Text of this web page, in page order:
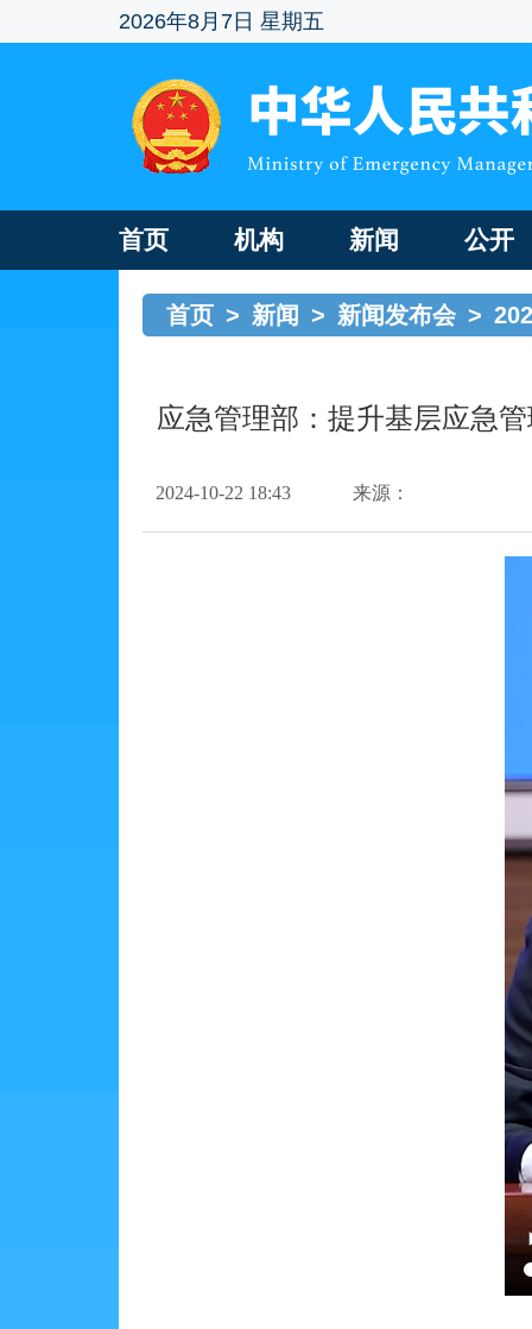
2026年8月7日 星期五
首页 机构 新闻 公开
首页 > 新闻 > 新闻发布会 >
应急管理部：提升基层应急
2024-10-22 18:43 来源：